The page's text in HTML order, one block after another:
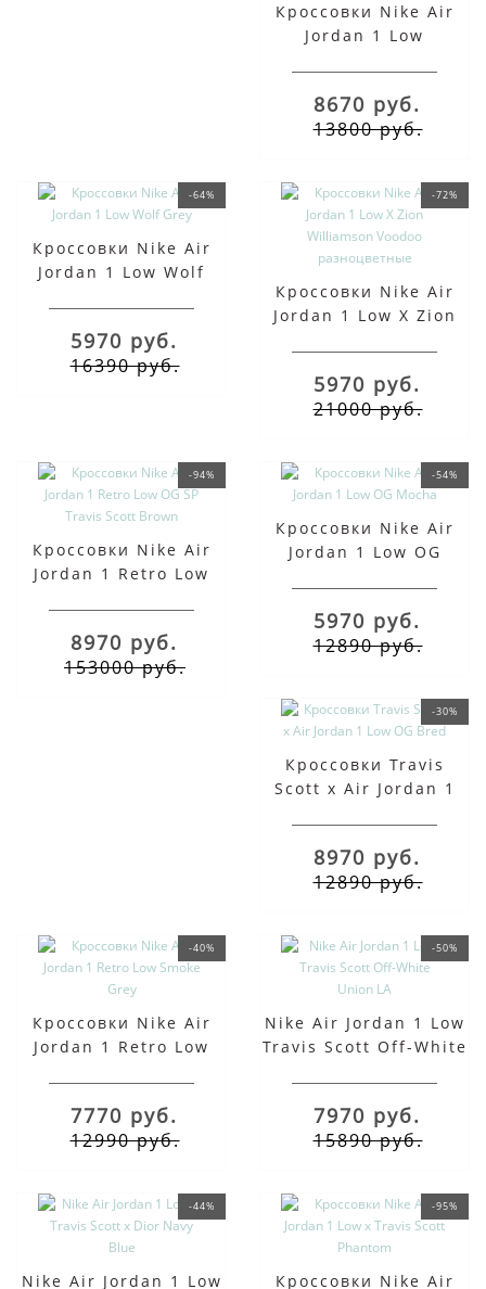
Кроссовки Nike Air
Jordan 1 Low
8670 руб.
13800 руб.
-64%
Кроссовки Nike Air
Jordan 1 Low Wolf
5970 руб.
16390 руб.
-72%
Кроссовки Nike Air
Jordan 1 Low X Zion
5970 руб.
21000 руб.
-94%
Кроссовки Nike Air
Jordan 1 Retro Low
8970 руб.
153000 руб.
-54%
Кроссовки Nike Air
Jordan 1 Low OG
5970 руб.
12890 руб.
-30%
Кроссовки Travis
Scott x Air Jordan 1
8970 руб.
12890 руб.
-40%
Кроссовки Nike Air
Jordan 1 Retro Low
7770 руб.
12990 руб.
-50%
Nike Air Jordan 1 Low
Travis Scott Off-White
7970 руб.
15890 руб.
-44%
Nike Air Jordan 1 Low
-95%
Кроссовки Nike Air